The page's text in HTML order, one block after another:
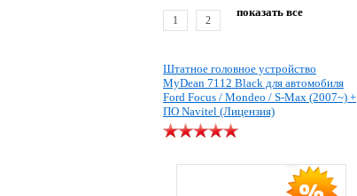
1 2
показать все
Штатное головное устройство
MyDean 7112 Black для автомобиля
Ford Focus / Mondeo / S-Max (2007~) +
ПО Navitel (Лицензия)